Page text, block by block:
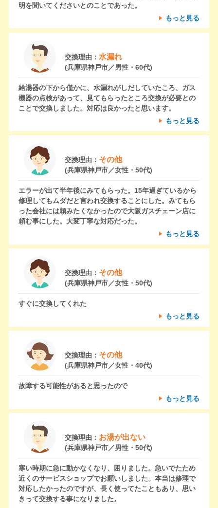
明を聞いてくださいとのことであった。
もっと見る
交換理由： 水漏れ
(兵庫県神戸市／男性・60代)
給湯器の下から僅かに、水漏れがしだしていたころ、ガス
機器の点検があって、見てもらったところ交換が必要との
ことで交換しました。対応は良かったと思います。
もっと見る
交換理由： その他
(兵庫県神戸市／女性・50代)
エラーが出て半年後にみてもらった。15年過ぎているから
修理してもムダだと言われ交換することにした。みてもら
った会社には頼みたくなかったので大阪ガスチェーン店に
頼む事にした。大変丁寧な対応だった。
もっと見る
交換理由： その他
(兵庫県神戸市／女性・50代)
すぐに交換してくれた
もっと見る
交換理由： その他
(兵庫県神戸市／女性・40代)
故障する可能性があると思ったので
もっと見る
交換理由： お湯が出ない
(兵庫県神戸市／男性・50代)
寒い時期に急に動かなくなり、困りました。急いでたため
近くのサービスショップでお願いしました。本当は修理で
対応したかったのですが、長く使ってたこともあり、思い
きって交換する事になりました。